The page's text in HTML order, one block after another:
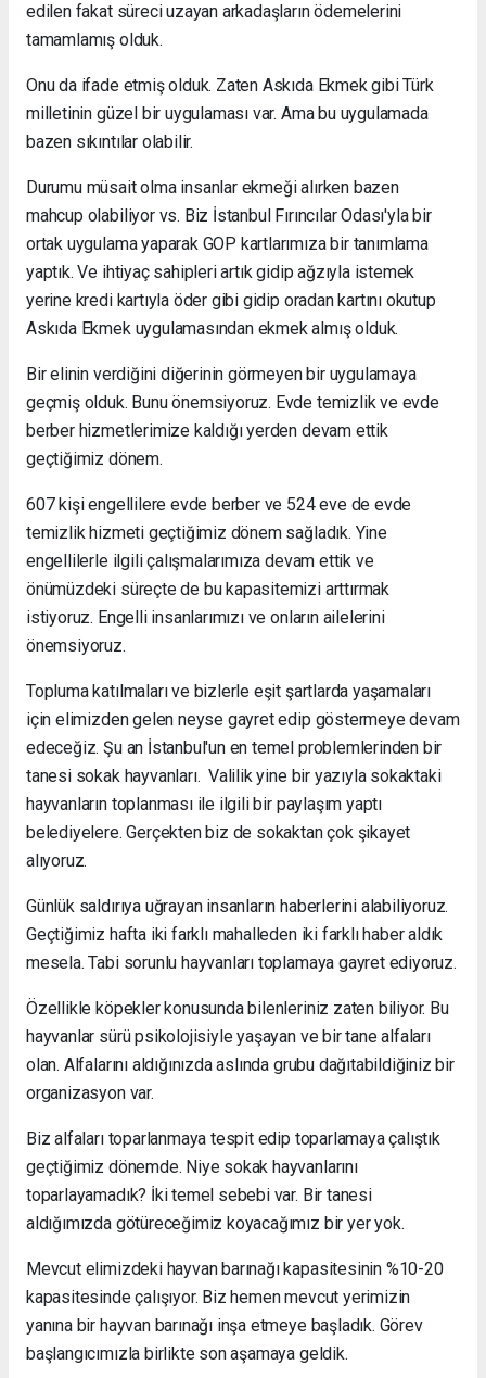
edilen fakat süreci uzayan arkadaşların ödemelerini
tamamlamış olduk.
Onu da ifade etmiş olduk. Zaten Askıda Ekmek gibi Türk
milletinin güzel bir uygulaması var. Ama bu uygulamada
bazen sıkıntılar olabilir.
Durumu müsait olma insanlar ekmeği alırken bazen
mahcup olabiliyor vs. Biz İstanbul Fırıncılar Odası'yla bir
ortak uygulama yaparak GOP kartlarımıza bir tanımlama
yaptık. Ve ihtiyaç sahipleri artık gidip ağzıyla istemek
yerine kredi kartıyla öder gibi gidip oradan kartını okutup
Askıda Ekmek uygulamasından ekmek almış olduk.
Bir elinin verdiğini diğerinin görmeyen bir uygulamaya
geçmiş olduk. Bunu önemsiyoruz. Evde temizlik ve evde
berber hizmetlerimize kaldığı yerden devam ettik
geçtiğimiz dönem.
607 kişi engellilere evde berber ve 524 eve de evde
temizlik hizmeti geçtiğimiz dönem sağladık. Yine
engellilerle ilgili çalışmalarımıza devam ettik ve
önümüzdeki süreçte de bu kapasitemizi arttırmak
istiyoruz. Engelli insanlarımızı ve onların ailelerini
önemsiyoruz.
Topluma katılmaları ve bizlerle eşit şartlarda yaşamaları
için elimizden gelen neyse gayret edip göstermeye devam
edeceğiz. Şu an İstanbul'un en temel problemlerinden bir
tanesi sokak hayvanları. Valilik yine bir yazıyla sokaktaki
hayvanların toplanması ile ilgili bir paylaşım yaptı
belediyelere. Gerçekten biz de sokaktan çok şikayet
alıyoruz.
Günlük saldırıya uğrayan insanların haberlerini alabiliyoruz.
Geçtiğimiz hafta iki farklı mahalleden iki farklı haber aldık
mesela. Tabi sorunlu hayvanları toplamaya gayret ediyoruz.
Özellikle köpekler konusunda bilenleriniz zaten biliyor. Bu
hayvanlar sürü psikolojisiyle yaşayan ve bir tane alfaları
olan. Alfalarını aldığınızda aslında grubu dağıtabildiğiniz bir
organizasyon var.
Biz alfaları toparlanmaya tespit edip toparlamaya çalıştık
geçtiğimiz dönemde. Niye sokak hayvanlarını
toparlayamadık? İki temel sebebi var. Bir tanesi
aldığımızda götüreceğimiz koyacağımız bir yer yok.
Mevcut elimizdeki hayvan barınağı kapasitesinin %10-20
kapasitesinde çalışıyor. Biz hemen mevcut yerimizin
yanına bir hayvan barınağı inşa etmeye başladık. Görev
başlangıcımızla birlikte son aşamaya geldik.